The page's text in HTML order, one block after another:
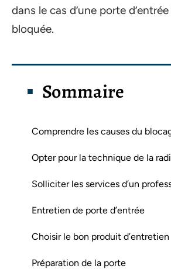
dans le cas d’une porte
bloquée.
Sommaire
Comprendre les causes du
Opter pour la technique de la
Solliciter les services d’un
Entretien de porte d’entrée
Choisir le bon produit d’entretien
Préparation de la porte